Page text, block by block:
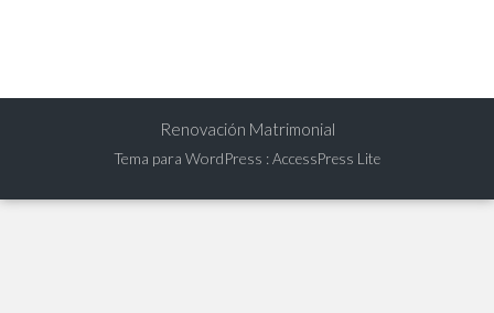
Renovación Matrimonial
Tema para WordPress :AccessPress Lite